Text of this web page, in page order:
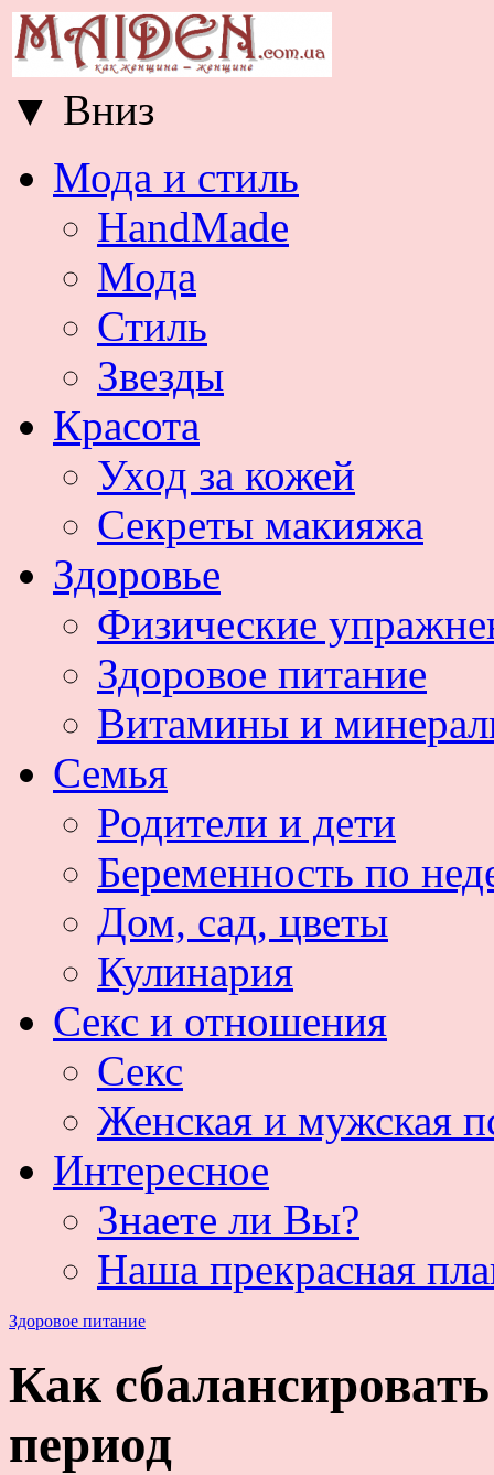
▼ Вниз
Мода и стиль
HandMade
Мода
Стиль
Звезды
Красота
Уход за кожей
Секреты макияжа
Здоровье
Физические
Здоровое питание
Витамины и
Семья
Родители и дети
Беременность по
Дом, сад, цветы
Кулинария
Секс и отношения
Секс
Женская и мужская
Интересное
Знаете ли Вы?
Наша прекрасная
Здоровое питание
Как
период